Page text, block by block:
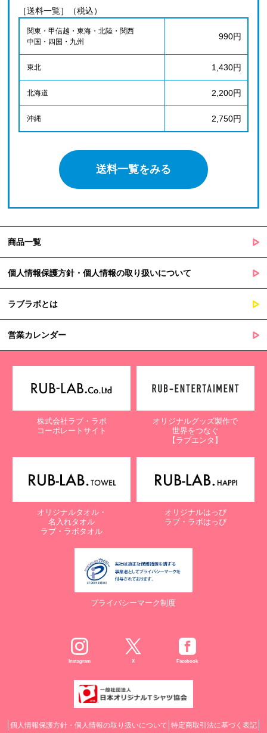
［送料一覧］（税込）
関東・甲信越・東海・北陸・関西
中国・四国・九州
990円
東北 1,430円
北海道 2,200円
沖縄 2,750円
送料一覧をみる
商品一覧
個人情報保護方針・個人情報の取り扱いについて
ラブラボとは
営業カレンダー
株式会社ラブ・ラボ
コーポレートサイト
オリジナルグッズ製作で
世界をつなぐ
【ラブエンタ】
オリジナルタオル・
名入れタオル
ラブ・ラボタオル
オリジナルはっぴ
ラブ・ラボはっぴ
プライバシーマーク制度
Instagram X Facebook
個人情報保護方針・個人情報の取り扱いについて 特定商取引法に基づく表記